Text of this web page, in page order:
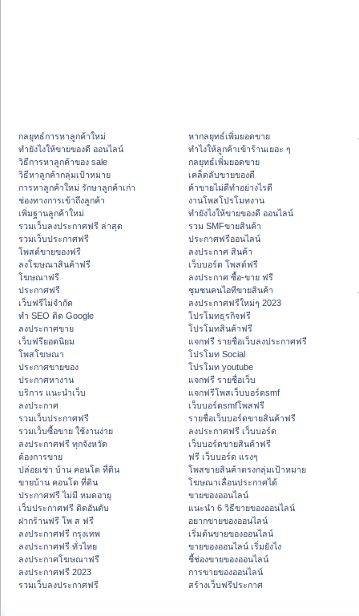
กลยุทธ์การหาลูกค้าใหม่
ทํายังไงให้ขายของดี ออนไลน์
วิธีการหาลูกค้าของ sale
วิธีหาลูกค้ากลุ่มเป้าหมาย
การหาลูกค้าใหม่ รักษาลูกค้าเก่า
ช่องทางการเข้าถึงลูกค้า
เพิ่มฐานลูกค้าใหม่
รวมเว็บลงประกาศฟรี ล่าสุด
รวมเว็บประกาศฟรี
โพสต์ขายของฟรี
ลงโฆษณาสินค้าฟรี
โฆษณาฟรี
ประกาศฟรี
เว็บฟรีไม่จำกัด
ทำ SEO ติด Google
ลงประกาศขาย
เว็บฟรียอดนิยม
โพสโฆษณา
ประกาศขายของ
ประกาศหางาน
บริการ แนะนำเว็บ
ลงประกาศ
รวมเว็บประกาศฟรี
รวมเว็บซื้อขาย ใช้งานง่าย
ลงประกาศฟรี ทุกจังหวัด
ต้องการขาย
ปล่อยเช่า บ้าน คอนโด ที่ดิน
ขายบ้าน คอนโด ที่ดิน
ประกาศฟรี ไม่มี หมดอายุ
เว็บประกาศฟรี ติดอันดับ
ฝากร้านฟรี โพ ส ฟรี
ลงประกาศฟรี กรุงเทพ
ลงประกาศฟรี ทั่วไทย
ลงประกาศโฆษณาฟรี
ลงประกาศฟรี 2023
รวมเว็บลงประกาศฟรี
หากลยุทธ์เพิ่มยอดขาย
ทําไงให้ลูกค้าเข้าร้านเยอะ ๆ
กลยุทธ์เพิ่มยอดขาย
เคล็ดลับขายของดี
ค้าขายไม่ดีทำอย่างไรดี
งานโพสโปรโมทงาน
ทํายังไงให้ขายของดี ออนไลน์
รวม SMFขายสินค้า
ประกาศฟรีออนไลน์
ลงประกาศ สินค้า
เว็บบอร์ด โพสต์ฟรี
ลงประกาศ ซื้อ-ขาย ฟรี
ชุมชนคนไอทีขายสินค้า
ลงประกาศฟรีใหม่ๆ 2023
โปรโมทธุรกิจฟรี
โปรโมทสินค้าฟรี
แจกฟรี รายชื่อเว็บลงประกาศฟรี
โปรโมท Social
โปรโมท youtube
แจกฟรี รายชื่อเว็บ
แจกฟรีโพสเว็บบอร์ดsmf
เว็บบอร์ดsmfโพสฟรี
รายชื่อเว็บบอร์ดขายสินค้าฟรี
ลงประกาศฟรี เว็บบอร์ด
เว็บบอร์ดขายสินค้าฟรี
ฟรี เว็บบอร์ด แรงๆ
โพสขายสินค้าตรงกลุ่มเป้าหมาย
โฆษณาเลื่อนประกาศได้
ขายของออนไลน์
แนะนำ 6 วิธีขายของออนไลน์
อยากขายของออนไลน์
เริ่มต้นขายของออนไลน์
ขายของออนไลน์ เริ่มยังไง
ชี้ช่องขายของออนไลน์
การขายของออนไลน์
สร้างเว็บฟรีประกาศ